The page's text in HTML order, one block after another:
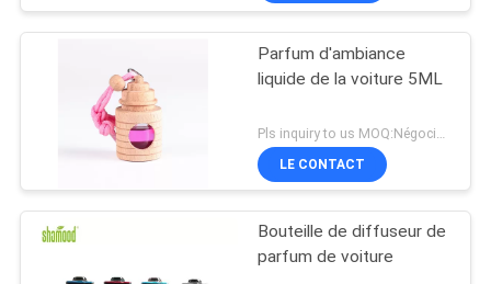
Parfum d'ambiance
liquide de la voiture 5ML
Pls inquiry to us MOQ:Négociation
LE CONTACT
Bouteille de diffuseur de
parfum de voiture